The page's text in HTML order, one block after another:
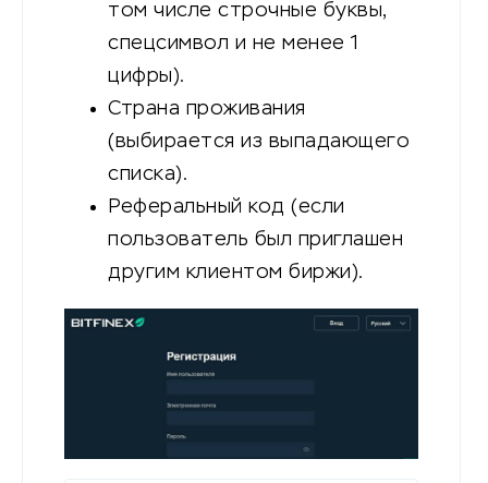
том числе строчные буквы,
спецсимвол и не менее 1
цифры).
Страна проживания
(выбирается из выпадающего
списка).
Реферальный код (если
пользователь был приглашен
другим клиентом биржи).